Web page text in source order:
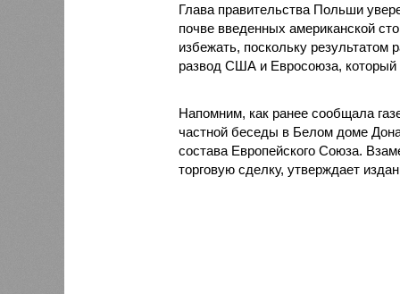
Глава правительства Польши
почве введенных американской
избежать, поскольку результатом
развод США и Евросоюза, который
Напомним, как ранее сообщала
частной беседы в Белом доме
состава Европейского Союза.
торговую сделку, утверждает